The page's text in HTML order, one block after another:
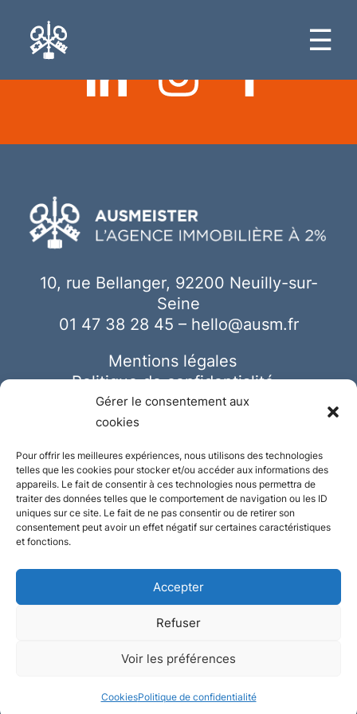
Gérer le consentement aux
cookies
Pour offrir les meilleures expériences, nous utilisons des technologies
telles que les cookies pour stocker et/ou accéder aux informations des
appareils. Le fait de consentir à ces technologies nous permettra de
traiter des données telles que le comportement de navigation ou les ID
uniques sur ce site. Le fait de ne pas consentir ou de retirer son
consentement peut avoir un effet négatif sur certaines caractéristiques
et fonctions.
Accepter
Refuser
Voir les préférences
CookiesPolitique de confidentialité
☰
10, rue Bellanger, 92200 Neuilly-sur-
Seine
01 47 38 28 45 – hello@ausm.fr
Mentions légales
Politique de confidentialité
Cookies
Conception et réalisation :Plate